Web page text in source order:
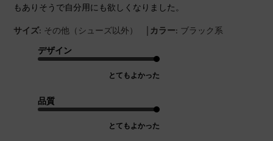
もありそうで自分用にも欲しくなりました。
サイズ: その他（シューズ以外） | カラー: ブラック系
デザイン
とてもよかった
品質
とてもよかった